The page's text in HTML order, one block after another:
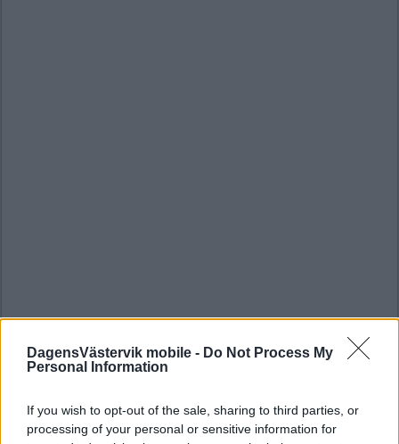
DagensVästervik mobile - Do Not Process My
Personal Information
If you wish to opt-out of the sale, sharing to third parties, or
processing of your personal or sensitive information for